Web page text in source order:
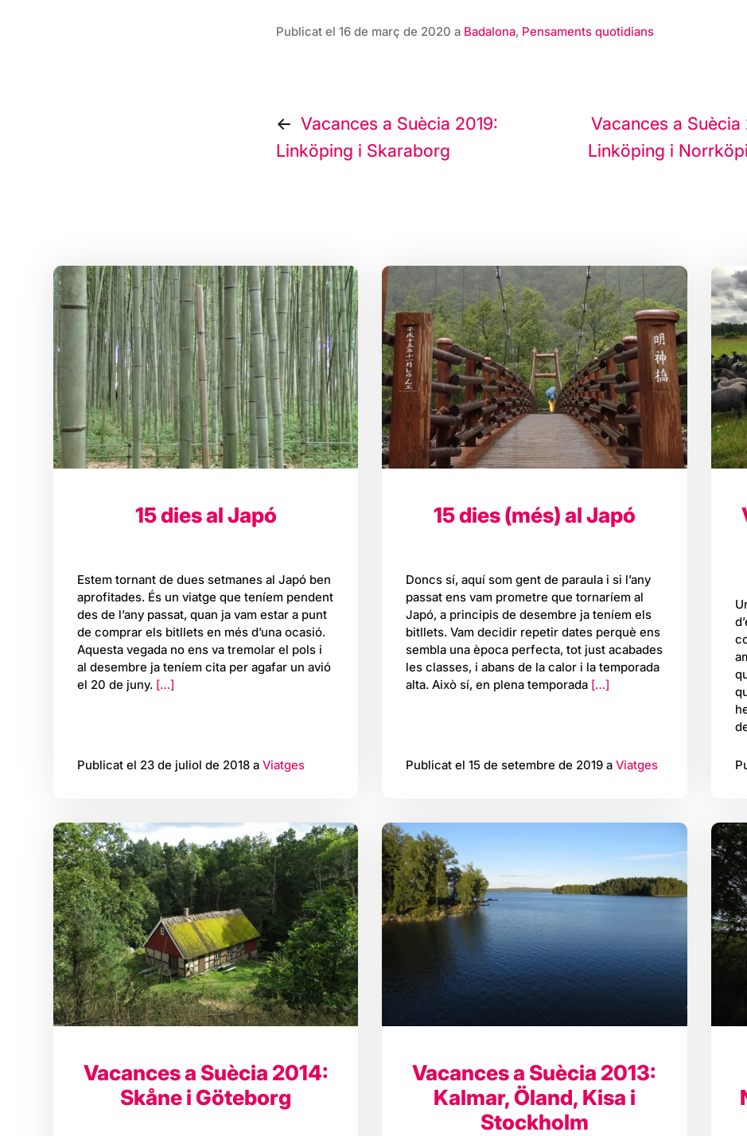
Publicat el 16 de març de 2020 a Badalona, Pensaments quotidians
Navegació
d'entrades
Vacances a Suècia 2019:
Linköping i Skaraborg
Vacances a
Linköping i
15 dies al Japó
Estem tornant de dues setmanes al Japó ben
aprofitades. És un viatge que teníem pendent
des de l’any passat, quan ja vam estar a punt
de comprar els bitllets en més d’una ocasió.
Aquesta vegada no ens va tremolar el pols i
al desembre ja teníem cita per agafar un avió
el 20 de juny. […]
Publicat el 23 de juliol de 2018 aViatges
15 dies (més) al Japó
Doncs sí, aquí som gent de paraula i si l’any
passat ens vam prometre que tornaríem al
Japó, a principis de desembre ja teníem els
bitllets. Vam decidir repetir dates perquè ens
sembla una època perfecta, tot just acabades
les classes, i abans de la calor i la temporada
alta. Això sí, en plena temporada […]
Publicat el 15 de setembre de 2019 aViatges
Vacances a Suècia 2014:
Skåne i Göteborg
Vacances a Suècia 2013:
Kalmar, Öland, Kisa i
Stockholm